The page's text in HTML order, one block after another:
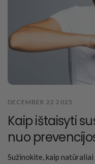
DECEMBER 22 2025
Kaip ištaisyti
nuo
Sužinokite, kaip